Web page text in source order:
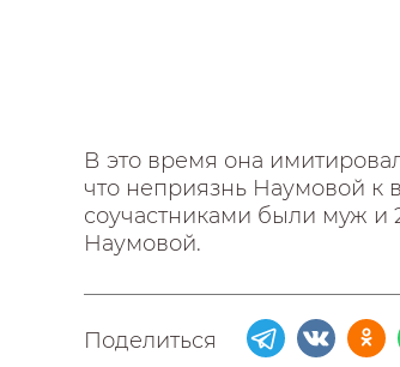
В это время она
что неприязнь Наумовой к
соучастниками были муж и
Наумовой.
Поделиться